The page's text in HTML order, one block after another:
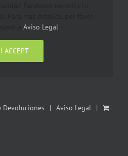
Aviso Legal
I ACCEPT
Devoluciones Aviso Legal